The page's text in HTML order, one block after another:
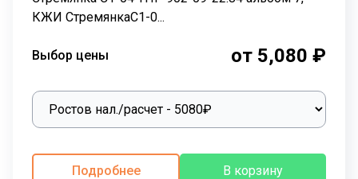
КЖИ СтремянкаС1-0...
Выбор цены от 5,080 ₽
Подробнее В корзину